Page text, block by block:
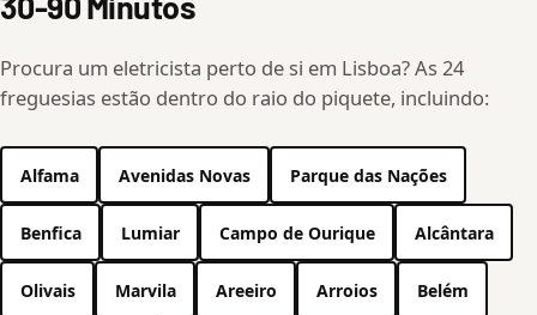
Procura um eletricista perto de si em Lisboa? As 24
freguesias estão dentro do raio do piquete, incluindo:
Alfama Avenidas Novas Parque das Nações
Benfica Lumiar Campo de Ourique Alcântara
Olivais Marvila Areeiro Arroios Belém